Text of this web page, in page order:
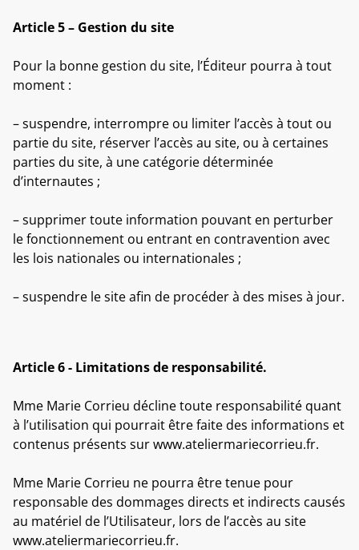
Article 5 – Gestion du site
Pour la bonne gestion du site, l’Éditeur pourra à tout
moment :
– suspendre, interrompre ou limiter l’accès à tout ou
partie du site, réserver l’accès au site, ou à certaines
parties du site, à une catégorie déterminée
d’internautes ;
– supprimer toute information pouvant en perturber
le fonctionnement ou entrant en contravention avec
les lois nationales ou internationales ;
– suspendre le site afin de procéder à des mises à jour.
Article 6 - Limitations de responsabilité.
Mme Marie Corrieu décline toute responsabilité quant
à l’utilisation qui pourrait être faite des informations et
contenus présents sur www.ateliermariecorrieu.fr.
Mme Marie Corrieu ne pourra être tenue pour
responsable des dommages directs et indirects causés
au matériel de l’Utilisateur, lors de l’accès au site
www.ateliermariecorrieu.fr.